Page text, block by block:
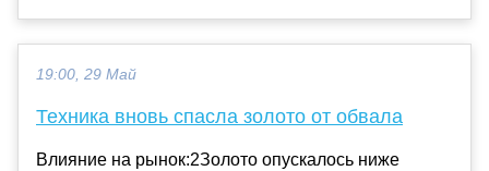
19:00, 29 Май
Техника вновь спасла золото от обвала
Влияние на рынок:2Золото опускалось ниже